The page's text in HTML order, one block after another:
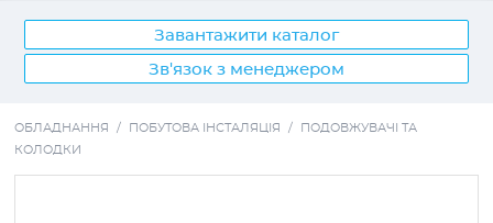
Завантажити каталог
Зв'язок з менеджером
Лічильники електроенергії
Кабель, провід
ОБЛАДНАННЯ / ПОБУТОВА ІНСТАЛЯЦІЯ /
ПОДОВЖУВАЧІ ТА
КОЛОДКИ